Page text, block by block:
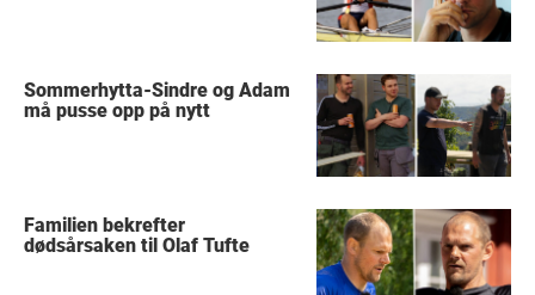
Sommerhytta-Sindre og Adam
må pusse opp på nytt
Familien bekrefter
dødsårsaken til Olaf Tufte